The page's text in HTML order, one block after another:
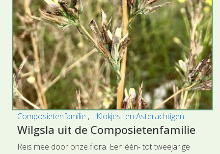
Composietenfamilie Klokjes- en Asterachtigen
Wilgsla uit de Composietenfamilie
Reis mee door onze flora. Een één- tot tweejarige